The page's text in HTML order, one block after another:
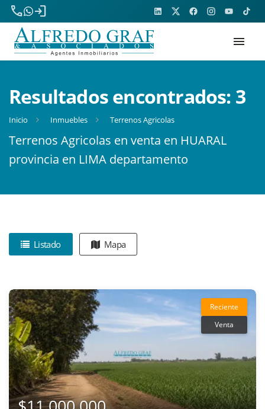
phone
login
menu
Resultados encontrados: 3
Inicio Inmuebles Terrenos Agricolas
Terrenos Agricolas en venta en HUARAL
provincia en LIMA departamento
Listado Mapa
Reciente
Venta